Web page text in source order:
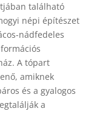
található
népi építészet
nádfedeles
A tópart
amiknek
és a gyalogos
a